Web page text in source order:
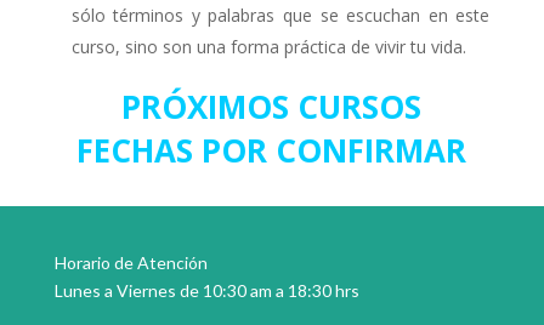
sólo términos y palabras que se escuchan en este
curso, sino son una forma práctica de vivir tu vida.
PRÓXIMOS CURSOS
FECHAS POR CONFIRMAR
Horario de Atención
Lunes a Viernes de 10:30 am a 18:30 hrs